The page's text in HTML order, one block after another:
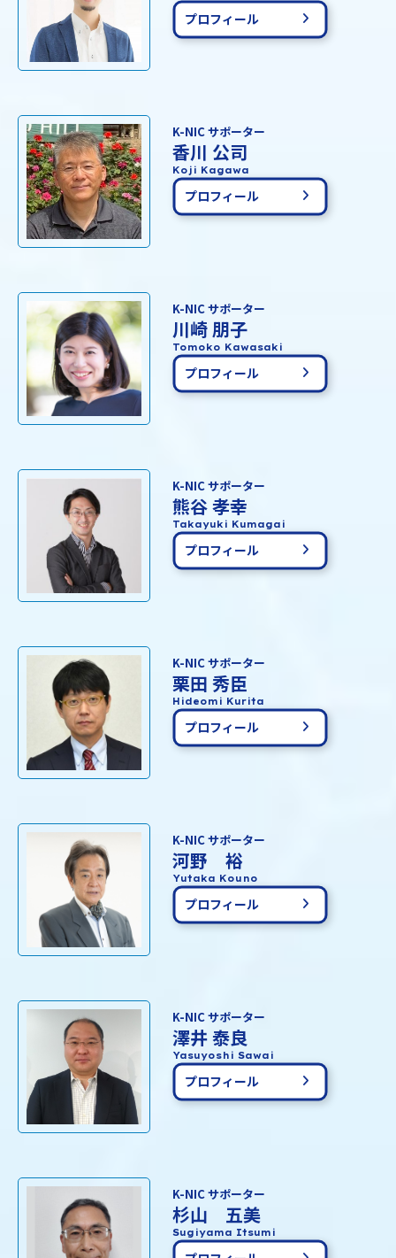
プロフィール
K-NIC サポーター
香川 公司
Koji Kagawa
プロフィール
K-NIC サポーター
川崎 朋子
Tomoko Kawasaki
プロフィール
K-NIC サポーター
熊谷 孝幸
Takayuki Kumagai
プロフィール
K-NIC サポーター
栗田 秀臣
Hideomi Kurita
プロフィール
K-NIC サポーター
河野 裕
Yutaka Kouno
プロフィール
K-NIC サポーター
澤井 泰良
Yasuyoshi Sawai
プロフィール
K-NIC サポーター
杉山 五美
Sugiyama Itsumi